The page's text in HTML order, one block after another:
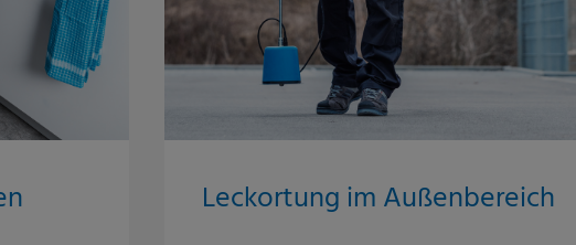
Leckortung im Außenbereich